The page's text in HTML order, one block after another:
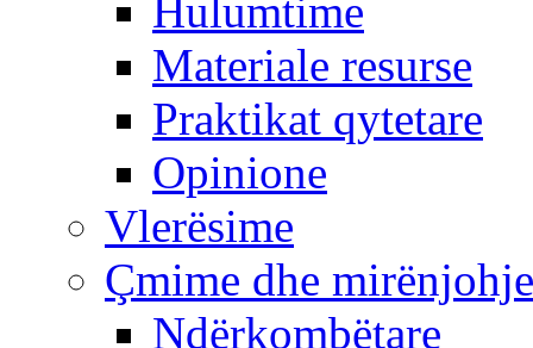
Hulumtime
Materiale resurse
Praktikat qytetare
Opinione
Vlerësime
Çmime dhe mirënjohje
Ndërkombëtare